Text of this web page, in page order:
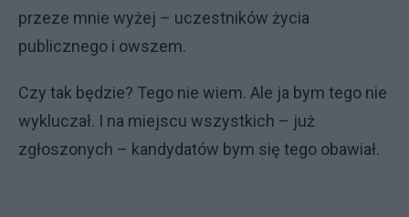
przeze mnie wyżej – uczestników życia
publicznego i owszem.
Czy tak będzie? Tego nie wiem. Ale ja bym tego nie
wykluczał. I na miejscu wszystkich – już
zgłoszonych – kandydatów bym się tego obawiał.